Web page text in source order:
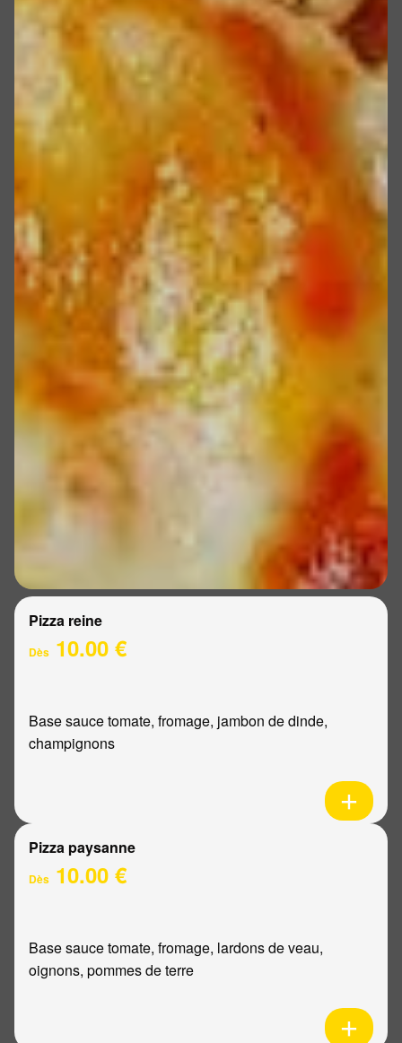
Pizza reine
Dès 10.00 €
Base sauce tomate, fromage, jambon de dinde,
champignons
Pizza paysanne
Dès 10.00 €
Base sauce tomate, fromage, lardons de veau,
oignons, pommes de terre